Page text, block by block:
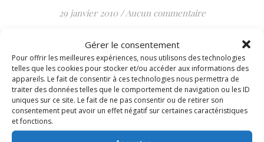
Gérer le consentement
Pour offrir les meilleures expériences, nous utilisons des technologies
telles que les cookies pour stocker et/ou accéder aux informations des
appareils. Le fait de consentir à ces technologies nous permettra de
traiter des données telles que le comportement de navigation ou les ID
uniques sur ce site. Le fait de ne pas consentir ou de retirer son
consentement peut avoir un effet négatif sur certaines caractéristiques
et fonctions.
29 janvier 2010 /Aucun commentaire
LIRE LA SUITE